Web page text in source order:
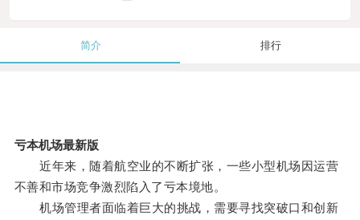
简介 排行
亏本机场最新版
近年来，随着航空业的不断扩张，一些小型机场因运营
不善和市场竞争激烈陷入了亏本境地。
机场管理者面临着巨大的挑战，需要寻找突破口和创新